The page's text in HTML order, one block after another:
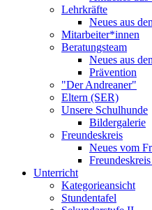
Lehrkräfte
Neues aus
Mitarbeiter*innen
Beratungsteam
Neues aus
Prävention
"Der Andreaner"
Eltern (SER)
Unsere Schulhunde
Bildergalerie
Freundeskreis
Neues vom
Unterricht
Kategorieansicht
Stundentafel